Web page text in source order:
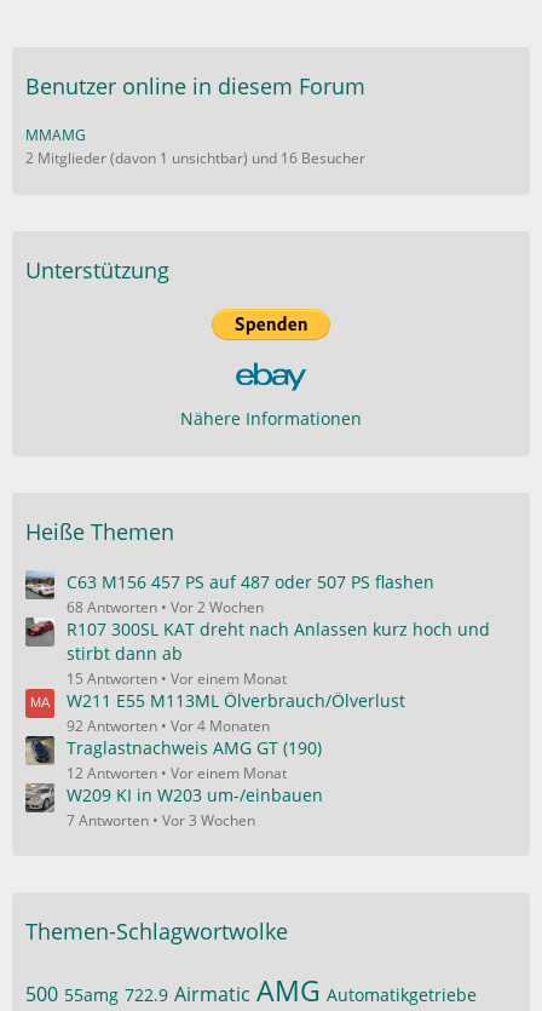
Benutzer online in diesem Forum
MMAMG
2 Mitglieder (davon 1 unsichtbar) und 16 Besucher
Unterstützung
Nähere Informationen
Heiße Themen
C63 M156 457 PS auf 487 oder 507 PS flashen
68 Antworten Vor 2 Wochen
R107 300SL KAT dreht nach Anlassen kurz hoch und
stirbt dann ab
15 Antworten Vor einem Monat
W211 E55 M113ML Ölverbrauch/Ölverlust
92 Antworten Vor 4 Monaten
Traglastnachweis AMG GT (190)
12 Antworten Vor einem Monat
W209 KI in W203 um-/einbauen
7 Antworten Vor 3 Wochen
Themen-Schlagwortwolke
500 55amg 722.9 Airmatic AMG Automatikgetriebe